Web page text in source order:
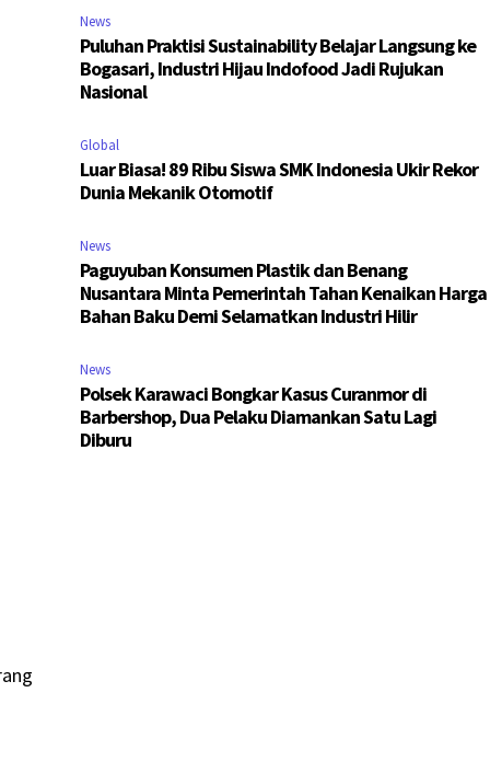
News
Puluhan Praktisi Sustainability Belajar Langsung ke
Bogasari, Industri Hijau Indofood Jadi Rujukan
Nasional
Global
Luar Biasa! 89 Ribu Siswa SMK Indonesia Ukir Rekor
Dunia Mekanik Otomotif
News
Paguyuban Konsumen Plastik dan Benang
Nusantara Minta Pemerintah Tahan Kenaikan Harga
Bahan Baku Demi Selamatkan Industri Hilir
News
Polsek Karawaci Bongkar Kasus Curanmor di
Barbershop, Dua Pelaku Diamankan Satu Lagi
Diburu